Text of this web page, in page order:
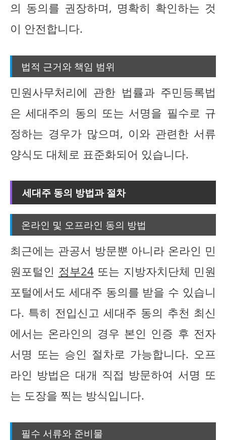
의 동의를 권장하며, 명확히 확인하는 것
이 안전합니다.
법적 근거와 책임 범위
민원사무처리에 관한 법률과 주민등록법
은 세대주의 동의 또는 서명을 필수로 규
정하는 경우가 많으며, 이와 관련한 서류
양식도 대체로 표준화되어 있습니다.
세대주 동의 방법과 절차
온라인 및 오프라인 동의 방법
최근에는 관공서 방문뿐 아니라 온라인 민
원포털인 정부24또는 지방자치단체 민원
포털에서도 세대주 동의를 받을 수 있습니
다. 특히 전입신고 세대주 동의 추천 최신
에서는 온라인의 경우 본인 인증 후 전자
서명 또는 승인 절차로 가능합니다. 오프
라인 방법은 대개 직접 방문하여 서명 또
는 도장을 찍는 방식입니다.
필수 서류와 준비물